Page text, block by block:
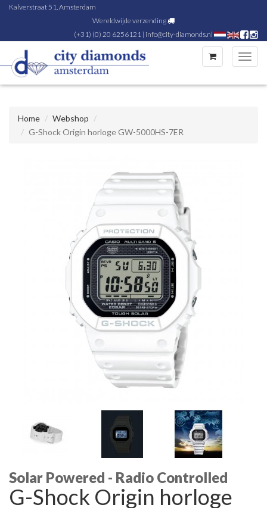
Kalverstraat 51, Amsterdam
Wereldwijde verzending
(+31) (0) 20 6256121 | info@city-diamonds.nl
Home
Webshop
G-Shock Origin horloge GW-5000HS-7ER
Solar Powered - Radio Controlled
G-Shock Origin horloge